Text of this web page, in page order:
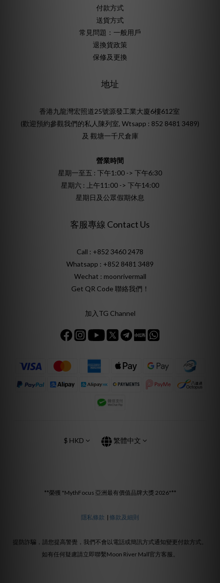
付款方式
送貨方式
常見問題：一般用戶
退換貨政策
保修及更換
地址
香港九龍灣宏照道25號源發工業大廈6樓612室
(歡迎預約參觀我們的私人陳列室, Wtsapp : 852 8481 3489)
及 觀塘一千尺倉庫
營業時間
星期一至五 : 下午1:00 -> 下午6:30
星期六 : 上午11:00 -> 下午14:00
星期日及公眾假期休息
客服專線 Contact Us
Call : +852 3460 2478
Whatsapp : +852 8481 3489
Wechat : moonrivermall
Get QR Code 聯絡我們！
加入TG Channel
$ HKD 繁體中文
**榮獲 "MythFocus 亞洲最有價值品牌大獎 2026"**
隱私條款 | 條款及細則
提防詐騙，請您提高警覺，我們不會以電話或簡訊方式通知變更付款方式。
如有任何疑慮請立即聯繫Moon River Mall官方客服。